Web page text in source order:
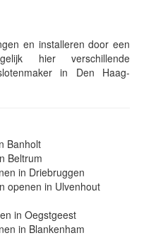
en installeren door een
hier verschillende
in Den Haag-
Banholt
Beltrum
in Driebruggen
openen in Ulvenhout
in Oegstgeest
in Blankenham